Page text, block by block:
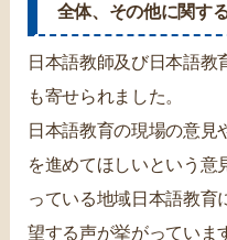
全体、その他に関す
日本語教師及び日本語教
も寄せられました。
日本語教育の現場の意見
を進めてほしいという意
っている地域日本語教育
望する声が挙がっていま